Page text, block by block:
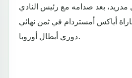
بعد صدامه مع رئيس النادي
أياكس أمستردام في ثمن نهائي
دوري أبطال أوروبا.